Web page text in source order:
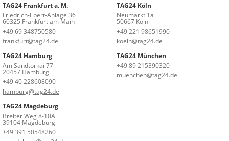
TAG24 Frankfurt a. M.
Friedrich-Ebert-Anlage 36
60325 Frankfurt am Main
+49 69 348750580
frankfurt@tag24.de
TAG24 Köln
Neumarkt 1a
50667 Köln
+49 221 98651990
koeln@tag24.de
TAG24 Hamburg
Am Sandtorkai 77
20457 Hamburg
+49 40 228608090
hamburg@tag24.de
TAG24 München
+49 89 215390320
muenchen@tag24.de
TAG24 Magdeburg
Breiter Weg 8-10A
39104 Magdeburg
+49 391 50548260